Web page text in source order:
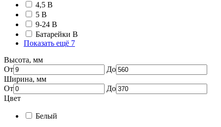
4,5 В
5 В
9-24 В
Батарейки В
Показать ещё 7
Высота, мм
От
До
Ширина, мм
От
До
Цвет
Белый